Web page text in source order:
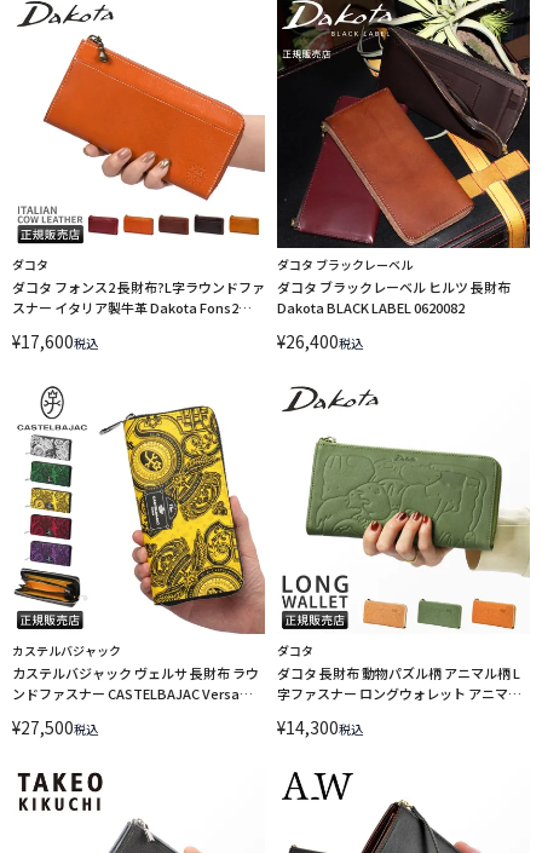
ダコタ
ダコタ フォンス2 長財布?L字ラウンドファ
スナー イタリア製牛革 Dakota Fons2
¥17,600税込
ダコタ ブラックレーベル
ダコタ ブラックレーベル ヒルツ 長財布
Dakota BLACK LABEL 0620082
¥26,400税込
カステルバジャック
カステルバジャック ヴェルサ 長財布 ラウ
ンドファスナー CASTELBAJAC Versa
¥27,500税込
ダコタ
ダコタ 長財布 動物パズル柄 アニマル柄 L
字ファスナー ロングウォレット アニマー
¥14,300税込